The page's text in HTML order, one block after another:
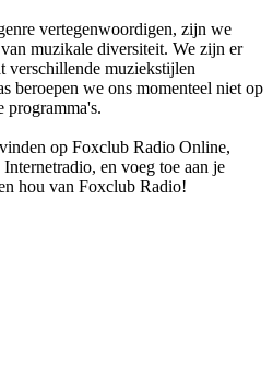
vertegenwoordigen, zijn we
muzikale diversiteit. We zijn er
verschillende muziekstijlen
beroepen we ons momenteel niet op
programma's.
op Foxclub Radio Online,
en voeg toe aan je
hou van Foxclub Radio!